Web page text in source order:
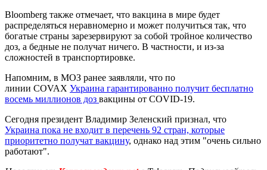
Bloomberg также отмечает, что вакцина в мире будет
распределяться неравномерно и может получиться так, что
богатые страны зарезервируют за собой тройное количество
доз, а бедные не получат ничего. В частности, и из-за
сложностей в транспортировке.
Напомним, в МОЗ ранее заявляли, что по
линии COVAX Украина гарантированно получит бесплатно
восемь миллионов доз вакцины от COVID-19.
Сегодня президент Владимир Зеленский признал, что
Украина пока не входит в перечень 92 стран, которые
приоритетно получат вакцину, однако над этим "очень сильно
работают".